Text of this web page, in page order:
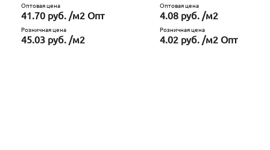
Оптовая цена
41.70 руб. /м2 Опт
Розничная цена
45.03 руб. /м2
Оптовая цена
4.08 руб. /м2
Розничная цена
4.02 руб. /м2 Опт